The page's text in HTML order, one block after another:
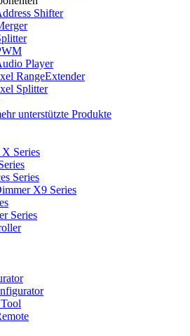
Shifter
Player
RangeExtender
Splitter
unterstützte Produkte
Series
Series
X9 Series
Series